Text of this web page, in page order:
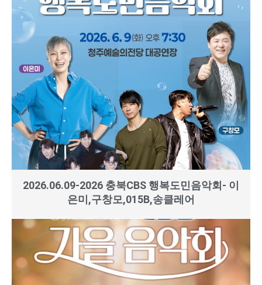
2026.06.09-2026 충북CBS 행복도민음악회- 이
은미,구창모,015B,송클레어